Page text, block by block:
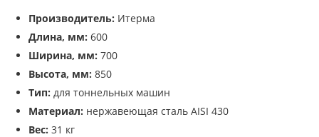
Производитель: Итерма
Длина, мм: 600
Ширина, мм: 700
Высота, мм: 850
Тип: для тоннельных машин
Материал: нержавеющая сталь AISI 430
Вес: 31 кг